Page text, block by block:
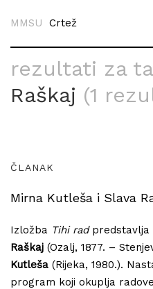
MMSU Crtež
rezultati za
Raškaj (1
ČLANAK
Mirna Kutleša i Slava
Izložba Tihi radpredstavlja
Raškaj (Ozalj, 1877. –
Kutleša (Rijeka, 1980.).
program koji okuplja